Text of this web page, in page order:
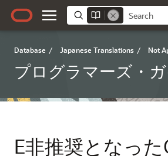
Database / Japanese Translations / Not
プログラマーズ・
E非推奨となった